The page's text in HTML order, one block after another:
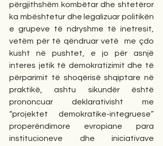
përgjithshëm kombëtar dhe shtetëror
ka mbështetur dhe legalizuar politikën
e grupeve të ndryshme të inetresit,
vetëm për të qëndruar vetë  me çdo
kusht në pushtet, e jo për asnjë
interes jetik të demokratizimit dhe të
përparimit të shoqërisë shqiptare në
praktikë, ashtu sikundër është
prononcuar deklarativisht me
“projektet demokratike-integruese”
properëndimore evropiane para
institucioneve dhe iniciativave